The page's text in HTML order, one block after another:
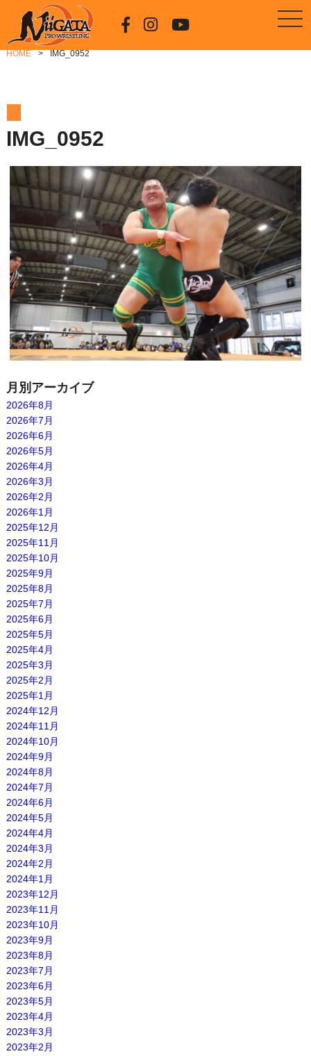
HOME IMG_0952
IMG_0952
月別アーカイブ
2026年8月
2026年7月
2026年6月
2026年5月
2026年4月
2026年3月
2026年2月
2026年1月
2025年12月
2025年11月
2025年10月
2025年9月
2025年8月
2025年7月
2025年6月
2025年5月
2025年4月
2025年3月
2025年2月
2025年1月
2024年12月
2024年11月
2024年10月
2024年9月
2024年8月
2024年7月
2024年6月
2024年5月
2024年4月
2024年3月
2024年2月
2024年1月
2023年12月
2023年11月
2023年10月
2023年9月
2023年8月
2023年7月
2023年6月
2023年5月
2023年4月
2023年3月
2023年2月